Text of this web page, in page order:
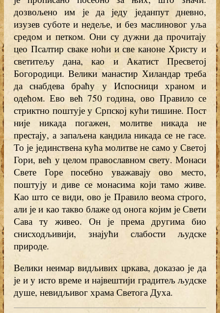
дозвољено им је да једу једанпут дневно,
изузев суботе и недеље, и без маслиновог уља
средом и петком. Они су дужни да прочитају
цео Псалтир сваке ноћи и све каноне Христу и
светитељу дана, као и Акатист Пресветој
Богородици. Велики манастир Хиландар треба
да снабдева браћу у Испосници храном и
одећом. Ево већ 750 година, ово Правило се
стриктно поштује у Српској кући тишине. Пост
није никада погажен, молитве никада не
престају, а запаљена кандила никада се не гасе.
То је јединствена кућа молитве не само у Светој
Гори, већ у целом православном свету. Монаси
Свете Горе посебно уважавају ово место,
поштују и диве се монасима који тамо живе.
Као што се види, ово је Правило веома строго,
али је и као такво блаже од онога којим је Свети
Сава ту живео. Он је према другима био
снисходљивији, знајући слабости људске
природе.
Велики неимар видљивих цркава, доказао је да
је и у исто време и највештији градитељ људске
душе, невидљивог храма Светога Духа.